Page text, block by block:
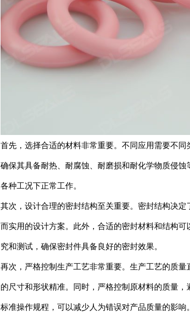
首先，选择合适的材料非常重要。不同应用需要不
确保其具备耐热、耐腐蚀、耐磨损和耐化学物质侵
各种工况下正常工作。
其次，设计合理的密封结构至关重要。密封结构决
而实用的设计方案。此外，合适的密封材料和结构
究和测试，确保密封件具备良好的密封效果。
再次，严格控制生产工艺非常重要。生产工艺的质
的尺寸和形状精准。同时，严格控制原材料的质量
标准操作规程，可以减少人为错误对产品质量的影响。